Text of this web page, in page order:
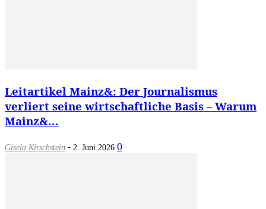
Leitartikel Mainz&: Der Journalismus
verliert seine wirtschaftliche Basis – Warum
Mainz&...
Gisela Kirschstein - 2. Juni 2026 0